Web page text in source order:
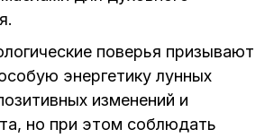
поверья призывают
энергетику лунных
изменений и
но при этом соблюдать